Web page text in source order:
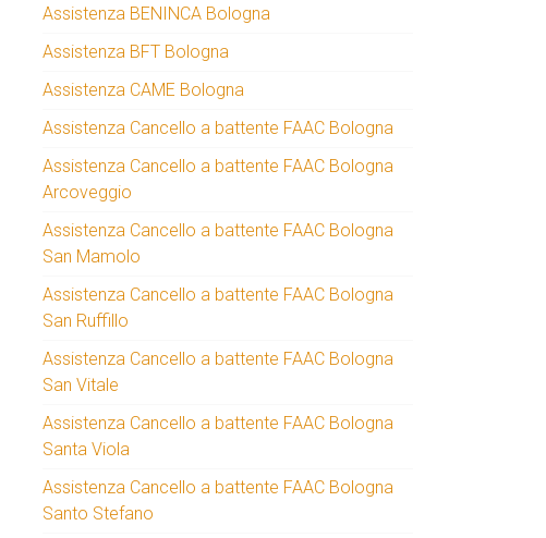
Assistenza BENINCA Bologna
Assistenza BFT Bologna
Assistenza CAME Bologna
Assistenza Cancello a battente FAAC Bologna
Assistenza Cancello a battente FAAC Bologna
Arcoveggio
Assistenza Cancello a battente FAAC Bologna
San Mamolo
Assistenza Cancello a battente FAAC Bologna
San Ruffillo
Assistenza Cancello a battente FAAC Bologna
San Vitale
Assistenza Cancello a battente FAAC Bologna
Santa Viola
Assistenza Cancello a battente FAAC Bologna
Santo Stefano